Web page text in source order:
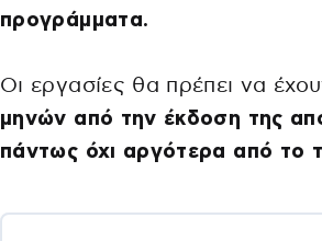
προγράμματα.
Οι εργασίες θα πρέπει να
μηνών από την έκδοση της
πάντως όχι αργότερα από το